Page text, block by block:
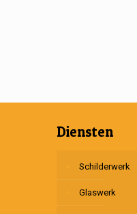
Diensten
Schilderwerk
Glaswerk